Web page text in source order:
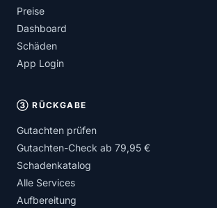
Preise
Dashboard
Schäden
App Login
③ RÜCKGABE
Gutachten prüfen
Gutachten-Check ab 79,95 €
Schadenkatalog
Alle Services
Aufbereitung